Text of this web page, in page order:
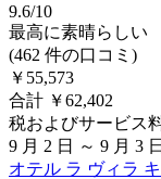
9.6/10
最高に素晴らしい
(462 件の口コミ)
￥55,573
合計 ￥62,402
税およびサービス
9 月 2 日 ～ 9 月 3 日
オテル ラ ヴィラ